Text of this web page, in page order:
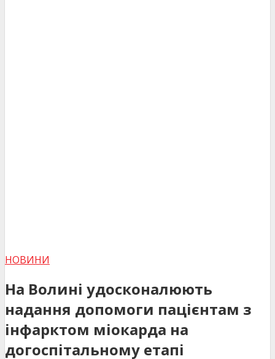
НОВИНИ
На Волині удосконалюють
надання допомоги пацієнтам з
інфарктом міокарда на
догоспітальному етапі